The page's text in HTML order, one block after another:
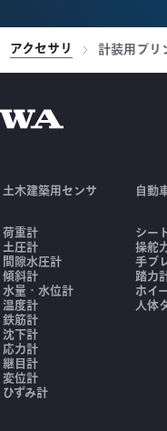
アクセサリ 計装用プリ
土木建築用センサ
荷重計
土圧計
間隙水圧計
傾斜計
水量・水位計
温度計
鉄筋計
沈下計
応力計
継目計
変位計
ひずみ計
自動
シー
操舵
手ブ
踏力
ホイ
人体